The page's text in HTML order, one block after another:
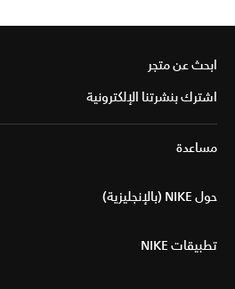
ابحث عن متجر
اشترك بنشرتنا الإلكترونية
مساعدة
حول NIKE (بالإنجليزية)
تطبيقات NIKE